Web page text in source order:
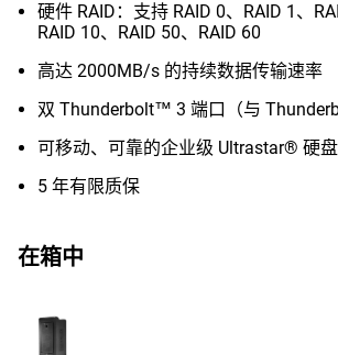
硬件 RAID：支持 RAID 0、RAID 1、
RAID 10、RAID 50、RAID 60
高达 2000MB/s 的持续数据传输速率
双 Thunderbolt™ 3 端口（与
可移动、可靠的企业级 Ultrastar® 硬盘
5 年有限质保
在箱中